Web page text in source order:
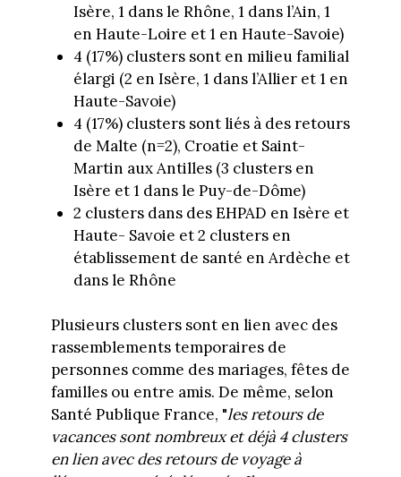
Isère, 1 dans le Rhône, 1 dans l’Ain, 1
en Haute-Loire et 1 en Haute-Savoie)
4 (17%) clusters sont en milieu familial
élargi (2 en Isère, 1 dans l’Allier et 1 en
Haute-Savoie)
4 (17%) clusters sont liés à des retours
de Malte (n=2), Croatie et Saint-
Martin aux Antilles (3 clusters en
Isère et 1 dans le Puy-de-Dôme)
2 clusters dans des EHPAD en Isère et
Haute- Savoie et 2 clusters en
établissement de santé en Ardèche et
dans le Rhône
Plusieurs clusters sont en lien avec des
rassemblements temporaires de
personnes comme des mariages, fêtes de
familles ou entre amis. De même, selon
Santé Publique France, "les retours de
vacances sont nombreux et déjà 4 clusters
en lien avec des retours de voyage à